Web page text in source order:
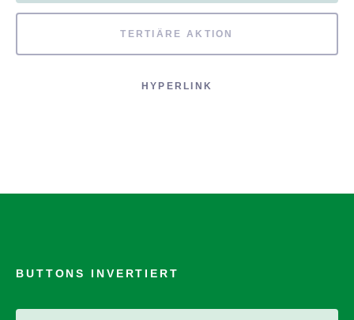
TERTIÄRE AKTION
HYPERLINK
BUTTONS INVERTIERT